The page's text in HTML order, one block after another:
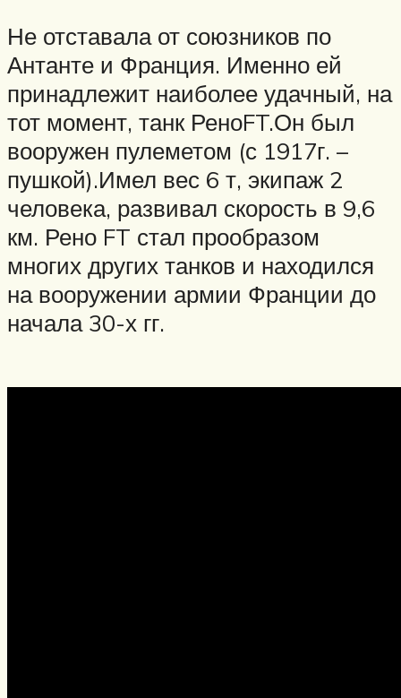
Не отставала от союзников по
Антанте и Франция. Именно ей
принадлежит наиболее удачный, на
тот момент, танк РеноFT.Он был
вооружен пулеметом (с 1917г. –
пушкой).Имел вес 6 т, экипаж 2
человека, развивал скорость в 9,6
км. Рено FT стал прообразом
многих других танков и находился
на вооружении армии Франции до
начала 30-х гг.